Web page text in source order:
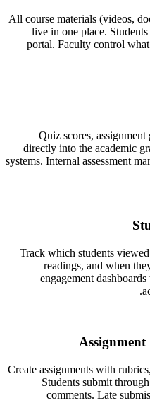
All course materials (videos,
live in one place.
portal. Faculty control
Quiz scores,
directly into the academic
systems. Internal assessment
Track which students
readings, and when
engagement
Create assignments with
Students submit
comments. Late